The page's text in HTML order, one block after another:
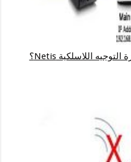
تكوين الوضع AP + WDS على أجهزة التوجيه اللاسلكية Netis؟